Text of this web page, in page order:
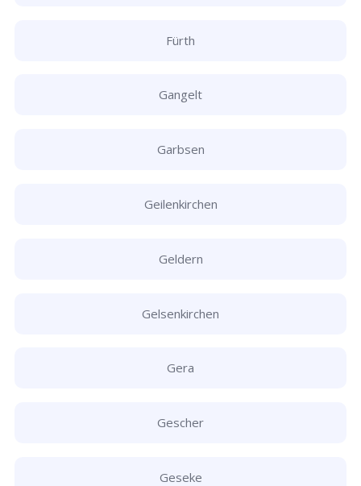
Fürth
Gangelt
Garbsen
Geilenkirchen
Geldern
Gelsenkirchen
Gera
Gescher
Geseke